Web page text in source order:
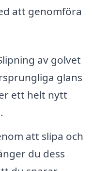
att genomföra
av golvet
glans
ett helt nytt
att slipa och
du dess